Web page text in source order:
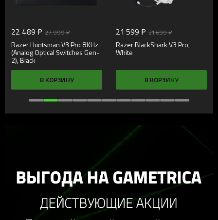
22 489 ₽ 27 999 ₽
Razer Huntsman V3 Pro 8KHz
(Analog Optical Switches Gen-
2), Black
В КОРЗИНУ
21 599 ₽ 21 699 ₽
Razer BlackShark V3 Pro,
White
В КОРЗИНУ